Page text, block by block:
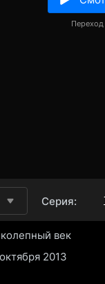
Переход
Серия: 1
век
2013